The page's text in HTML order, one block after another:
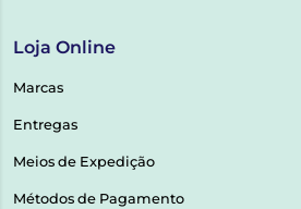
Loja Online
Marcas
Entregas
Meios de Expedição
Métodos de Pagamento